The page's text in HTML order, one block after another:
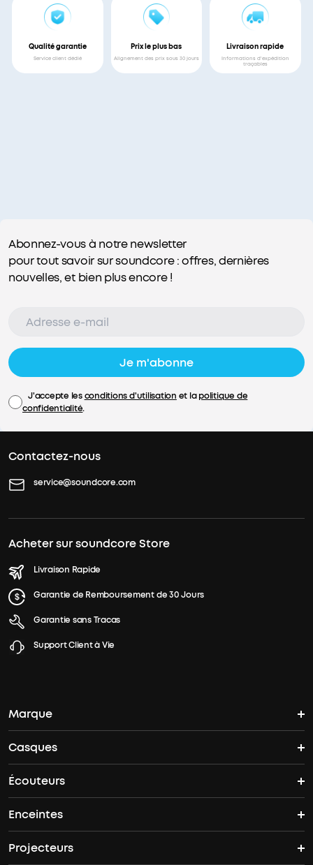
Qualité garantie
Service client dédié
Prix le plus bas
Alignement des prix sous 30 jours
Livraison rapide
Informations d'expédition
traçables
Abonnez-vous à notre newsletter
pour tout savoir sur soundcore : offres, dernières
nouvelles, et bien plus encore !
Je m'abonne
J'accepte lesconditions d'utilisation et lapolitique de
confidentialité.
Contactez-nous
service@soundcore.com
Acheter sur soundcore Store
Livraison Rapide
Garantie de Remboursement de 30 Jours
Garantie sans Tracas
Support Client à Vie
Marque
L'histoire de soundcore
Où acheter
Offres groupées
soundcore Care
Casques
Casques Bluetooth
Casques Antibruit
Space 2
Écouteurs
Écouteurs sans fil
Liberty 5 Pro Max
Enceintes
Enceintes Bluetooth
Projecteurs